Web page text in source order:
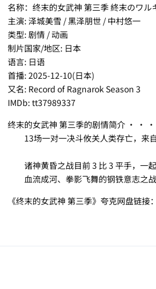
名称：终末的女武神 第三季 終末のワル
主演: 泽城美雪 / 黑泽朋世 / 中村悠一
类型: 剧情 / 动画
制片国家/地区: 日本
语言: 日语
首播: 2025-12-10(日本)
又名: Record of Ragnarok Season 3
IMDb: tt37989337
终末的女武神 第三季的剧情简介 · ·
13场一对一决斗攸关人类存亡，来自
诸神黄昏之战目前 3 比 3 平手，一起
血流成河、拳影飞舞的钢铁意志之战
《终末的女武神 第三季》夸克网盘链接：